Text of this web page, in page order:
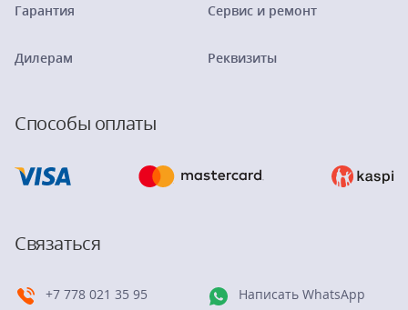
Гарантия
Дилерам
Сервис и ремонт
Реквизиты
Способы оплаты
Связаться
+7 778 021 35 95 Написать WhatsApp